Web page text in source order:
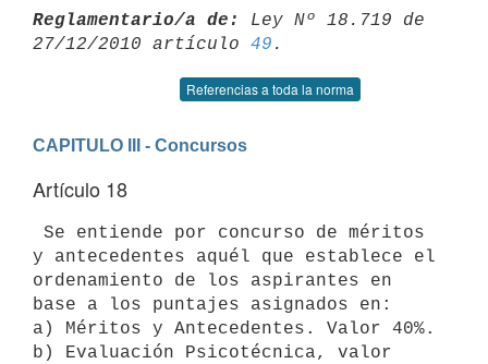
Reglamentario/a de:
Ley Nº 18.719 de
27/12/2010 artículo 49
Referencias a toda la norma
CAPITULO III - Concursos
Artículo 18
y antecedentes aquél que establece el
ordenamiento de los aspirantes en
base a los puntajes asignados en:
a) Méritos y Antecedentes. Valor 40%.
b) Evaluación Psicotécnica, valor